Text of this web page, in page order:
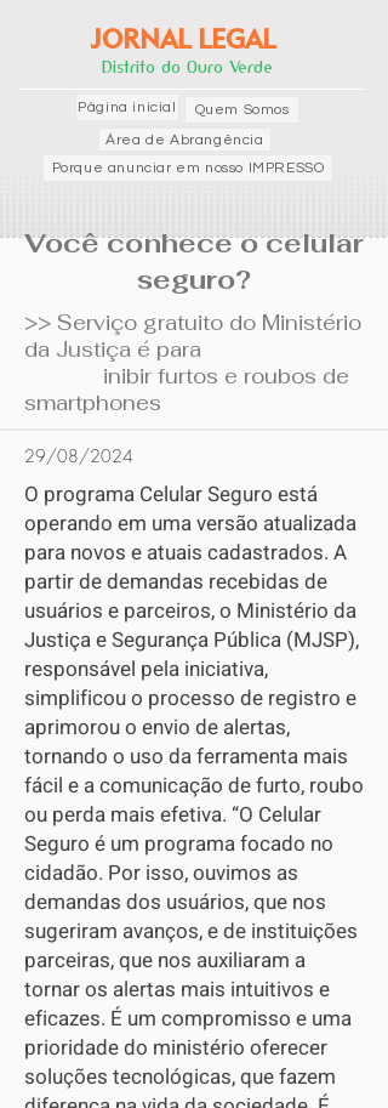
JORNAL LEGAL
Distrito do Ouro Verde
Página inicial
Porque anunciar em nosso IMPRESSO
Área de Abrangência
Quem Somos
Você conhece o celular
seguro?
>> Serviço gratuito do Ministério
da Justiça é para
inibir furtos e roubos de
smartphones
29/08/2024
O programa Celular Seguro está
operando em uma versão atualizada
para novos e atuais cadastrados. A
partir de demandas recebidas de
usuários e parceiros, o Ministério da
Justiça e Segurança Pública (MJSP),
responsável pela iniciativa,
simplificou o processo de registro e
aprimorou o envio de alertas,
tornando o uso da ferramenta mais
fácil e a comunicação de furto, roubo
ou perda mais efetiva. “O Celular
Seguro é um programa focado no
cidadão. Por isso, ouvimos as
demandas dos usuários, que nos
sugeriram avanços, e de instituições
parceiras, que nos auxiliaram a
tornar os alertas mais intuitivos e
eficazes. É um compromisso e uma
prioridade do ministério oferecer
soluções tecnológicas, que fazem